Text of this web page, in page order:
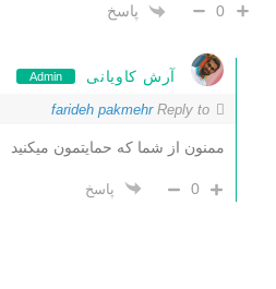
0 پاسخ
آرش کاویانی Admin
Reply to
farideh pakmehr
ممنون از شما که حمایتمون میکنید
0 پاسخ